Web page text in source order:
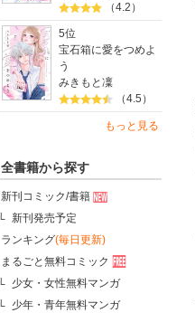
（4.2）
5位
宝石箱に愛をつめよ
う
みきもと凜
（4.5）
もっと見る
全書籍から探す
新刊コミック/書籍
新刊発売予定
ランキング(毎日更新)
まるごと無料コミック
少女・女性無料マンガ
少年・青年無料マンガ